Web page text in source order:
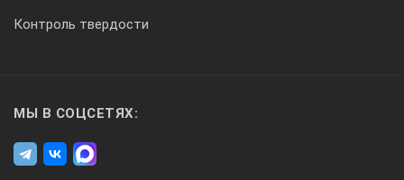
Контроль твердости
МЫ В СОЦСЕТЯХ: